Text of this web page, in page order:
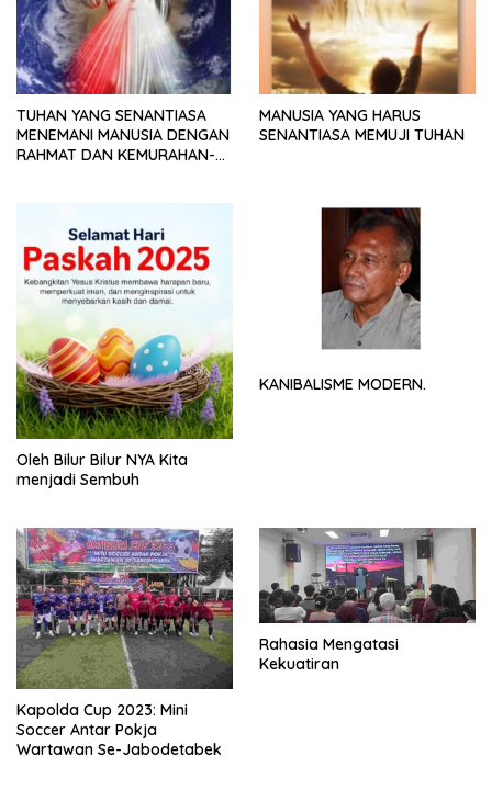
TUHAN YANG SENANTIASA
MENEMANI MANUSIA DENGAN
RAHMAT DAN KEMURAHAN-
MANUSIA YANG HARUS
SENANTIASA MEMUJI TUHAN
Oleh Bilur Bilur NYA Kita
menjadi Sembuh
KANIBALISME MODERN.
Kapolda Cup 2023: Mini
Soccer Antar Pokja
Wartawan Se-Jabodetabek
Rahasia Mengatasi
Kekuatiran